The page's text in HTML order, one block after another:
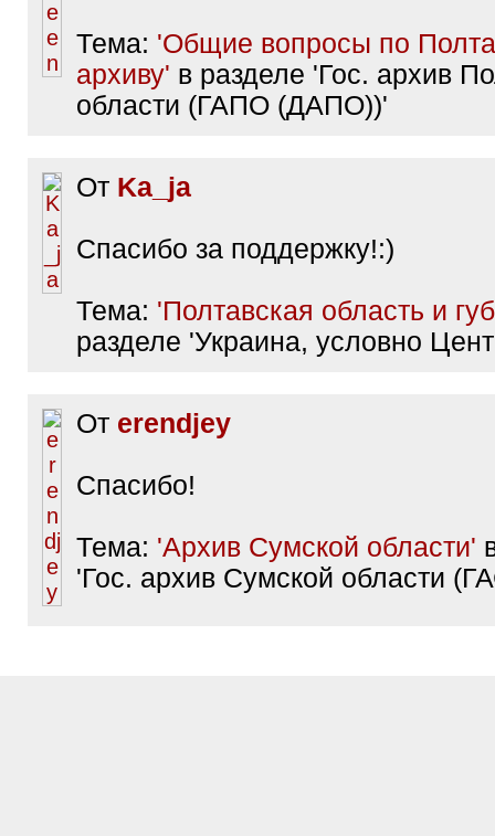
Тема: 'Общие вопросы по
архиву' в разделе 'Гос. архив
области (ГАПО (ДАПО))'
От Ka_ja
Спасибо за поддержку!:)
Тема: 'Полтавская область и
разделе 'Украина, условно
От erendjey
Спасибо!
Тема: 'Архив Сумской области'
'Гос. архив Сумской области